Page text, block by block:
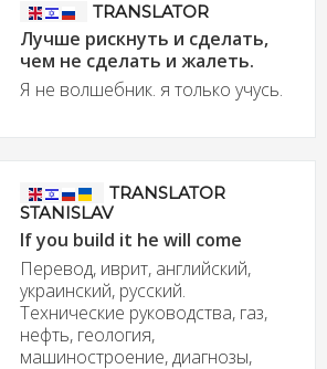
TRANSLATOR
Лучше рискнуть и сделать,
чем не сделать и жалеть.
Я не волшебник. я только учусь.
TRANSLATOR
STANISLAV
If you build it he will come
Перевод, иврит, английский,
украинский, русский.
Технические руководства, газ,
нефть, геология,
машиностроение, диагнозы,